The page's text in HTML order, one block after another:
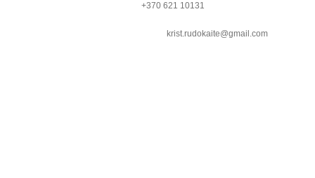
+370 621 10131
krist.rudokaite@gmail.com